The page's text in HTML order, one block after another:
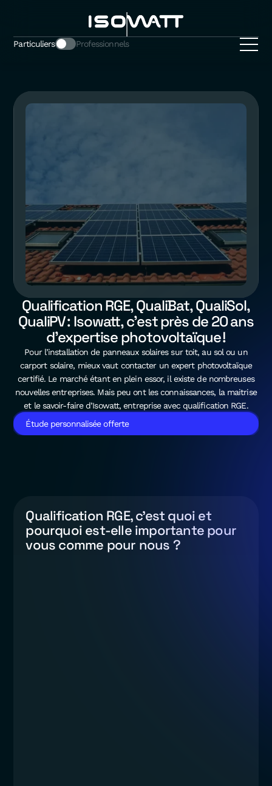
Particuliers Professionnels
Qualification RGE, QualiBat, QualiSol,
QualiPV : Isowatt, c’est près de 20 ans
d’expertise photovoltaïque !
Pour l’installation de panneaux solaires sur toit, au sol ou un
carport solaire, mieux vaut contacter un expert photovoltaïque
certifié. Le marché étant en plein essor, il existe de nombreuses
nouvelles entreprises. Mais peu ont les connaissances, la maitrise
et le savoir-faire d’Isowatt, entreprise avec qualification RGE.
Étude personnalisée offerte
Qualification RGE, c’est quoi et
pourquoi est-elle importante pour
vous comme pour nous ?